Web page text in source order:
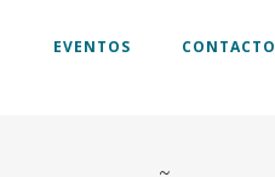
EVENTOS CONTACTO